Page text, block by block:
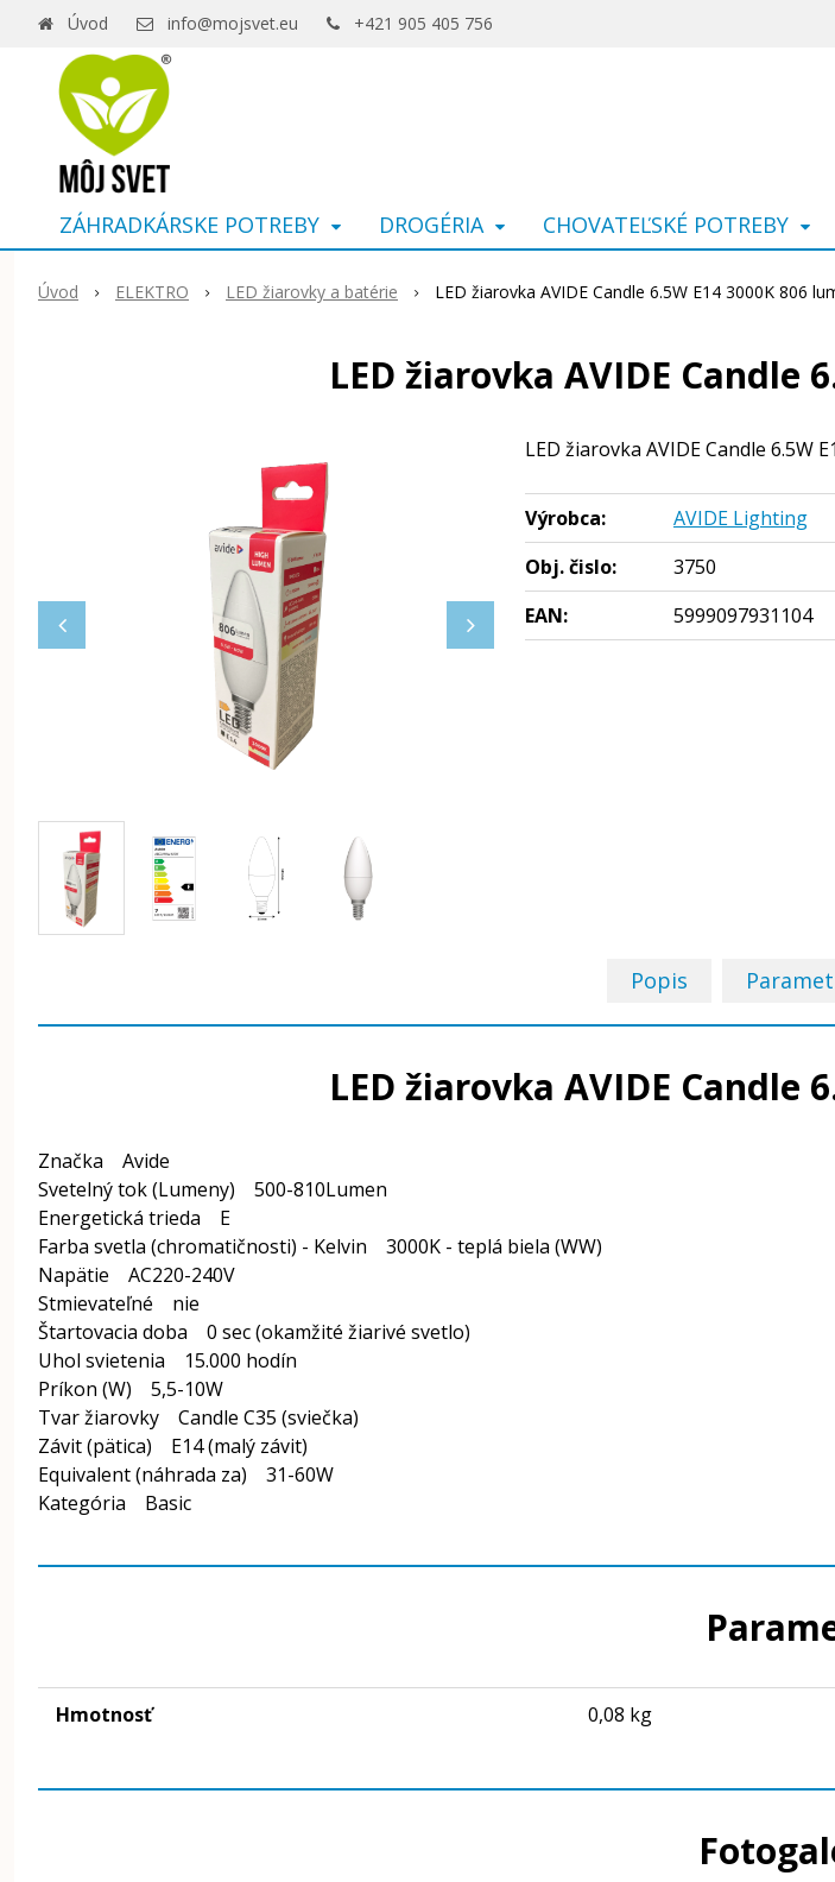
Úvod info@mojsvet.eu +421 905 405 756
ZÁHRADKÁRSKE POTREBY DROGÉRIA CHOVATEĽSKÉ POTREBY
Úvod ELEKTRO LED žiarovky a batérie LED žiarovka AVIDE Candle 6.5W E14 3000K 806
LED žiarovka AVIDE Candle
LED žiarovka AVIDE Candle 6.5W
Výrobca:
AVIDE Lighting
Obj. čislo:
3750
EAN:
5999097931104
Popis
LED žiarovka AVIDE Candle
Značka Avide
Svetelný tok (Lumeny) 500-810Lumen
Energetická trieda E
Farba svetla (chromatičnosti) - Kelvin 3000K - teplá biela (WW)
Napätie AC220-240V
Stmievateľné nie
Štartovacia doba 0 sec (okamžité žiarivé svetlo)
Uhol svietenia 15.000 hodín
Príkon (W) 5,5-10W
Tvar žiarovky Candle C35 (sviečka)
Závit (pätica) E14 (malý závit)
Equivalent (náhrada za) 31-60W
Kategória Basic
Hmotnosť 0,08 kg